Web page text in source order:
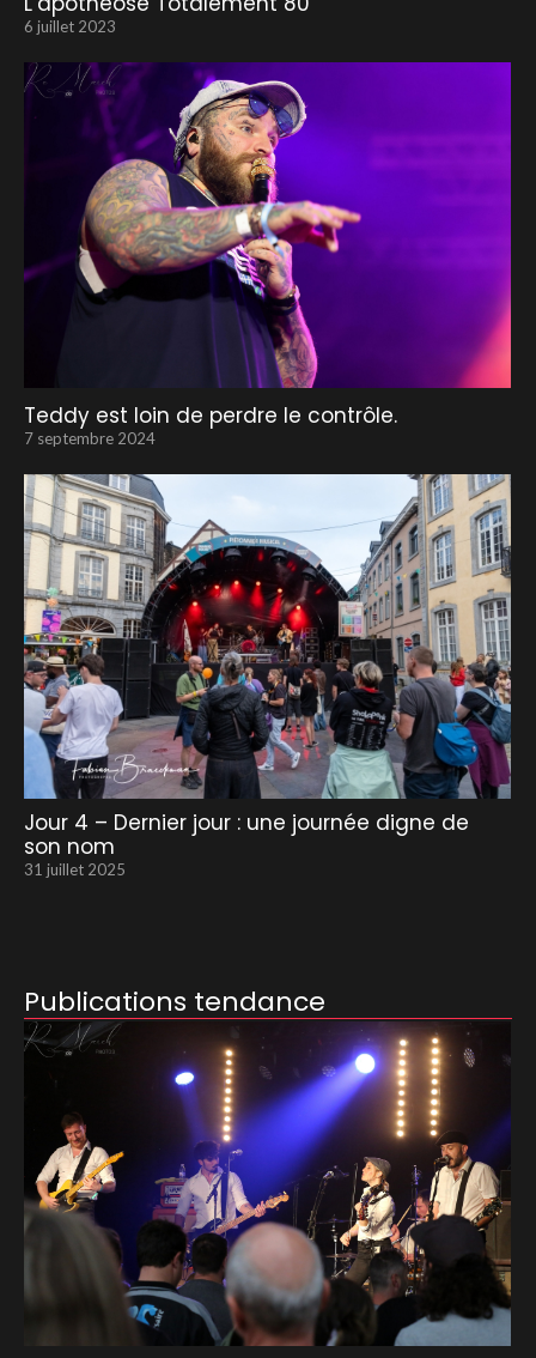
6 juillet 2023
Teddy est loin de perdre le contrôle.
7 septembre 2024
Jour 4 – Dernier jour : une journée digne de
son nom
31 juillet 2025
Publications tendance